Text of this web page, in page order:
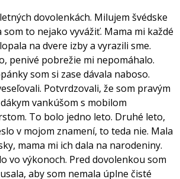
dovolenkách. Milujem švédske
to nejako vyvážiť. Mama mi každé
na dvere izby a vyrazili sme.
penivé pobrežie mi nepomáhalo.
som si zase dávala naboso.
Potvrdzovali, že som pravým
vankúšom s mobilom
To bolo jedno leto. Druhé leto,
v mojom znamení, to teda nie. Mala
mama mi ich dala na narodeniny.
vo výkonoch. Pred dovolenkou som
aby som nemala úplne čisté